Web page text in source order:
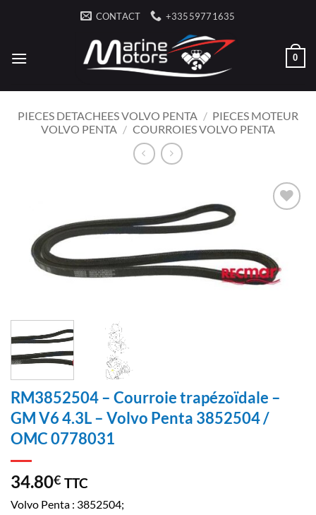
CONTACT +33559771635
0
PIECES DETACHEES VOLVO PENTA / PIECES MOTEUR
VOLVO PENTA / COURROIES VOLVO PENTA
LISTE
D’ENVIES
RM3852504 – Courroie trapézoïdale –
GM V6 4.3L – Volvo Penta 3852504 /
OMC 0778031
34.80€ TTC
Volvo Penta : 3852504;